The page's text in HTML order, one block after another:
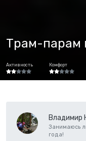
Трам-парам
Активность Комфорт
Владимир
Занимаюсь
года!